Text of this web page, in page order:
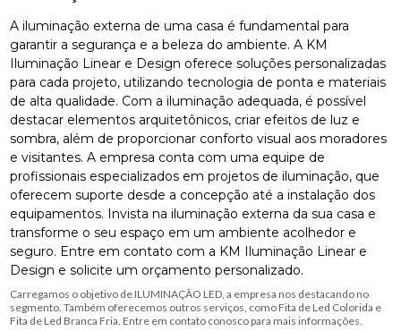
A iluminação externa de uma casa é fundamental para
garantir a segurança e a beleza do ambiente. A KM
Iluminação Linear e Design oferece soluções personalizadas
para cada projeto, utilizando tecnologia de ponta e materiais
de alta qualidade. Com a iluminação adequada, é possível
destacar elementos arquitetônicos, criar efeitos de luz e
sombra, além de proporcionar conforto visual aos moradores
e visitantes. A empresa conta com uma equipe de
profissionais especializados em projetos de iluminação, que
oferecem suporte desde a concepção até a instalação dos
equipamentos. Invista na iluminação externa da sua casa e
transforme o seu espaço em um ambiente acolhedor e
seguro. Entre em contato com a KM Iluminação Linear e
Design e solicite um orçamento personalizado.
Carregamos o objetivo de ILUMINAÇÃO LED, a empresa nos destacando no
segmento. Também oferecemos outros serviços, como Fita de Led Colorida e
Fita de Led Branca Fria. Entre em contato conosco para mais informações.